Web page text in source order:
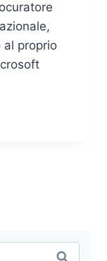
al proprio